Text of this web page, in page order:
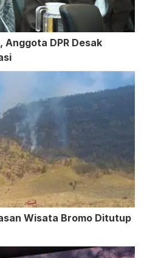
DPR Desak
Wisata Bromo Ditutup